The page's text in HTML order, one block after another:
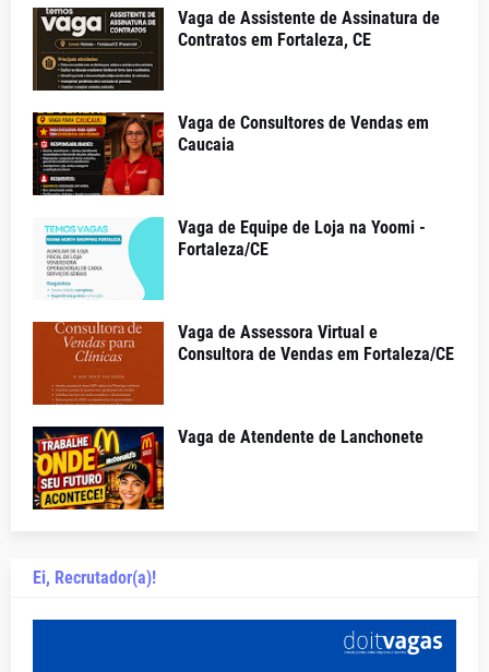
Vaga de Assistente de Assinatura de
Contratos em Fortaleza, CE
Vaga de Consultores de Vendas em
Caucaia
Vaga de Equipe de Loja na Yoomi -
Fortaleza/CE
Vaga de Assessora Virtual e
Consultora de Vendas em Fortaleza/CE
Vaga de Atendente de Lanchonete
Ei, Recrutador(a)!